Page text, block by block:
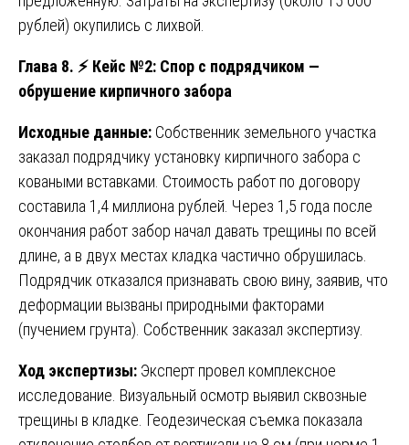
рублей) окупились с лихвой.
Глава 8. ⚡ Кейс №2: Спор с подрядчиком —
обрушение кирпичного забора
Исходные данные: Собственник земельного участка
заказал подрядчику установку кирпичного забора с
коваными вставками. Стоимость работ по договору
составила 1,4 миллиона рублей. Через 1,5 года после
окончания работ забор начал давать трещины по всей
длине, а в двух местах кладка частично обрушилась.
Подрядчик отказался признавать свою вину, заявив, что
деформации вызваны природными факторами
(пучением грунта). Собственник заказал экспертизу.
Ход экспертизы: Эксперт провел комплексное
исследование. Визуальный осмотр выявил сквозные
трещины в кладке. Геодезическая съемка показала